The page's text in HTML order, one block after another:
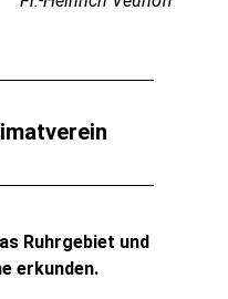
Ruhrgebiet und
erkunden.